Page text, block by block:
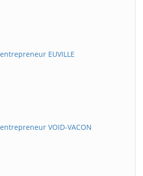
EUVILLE
VOID-VACON